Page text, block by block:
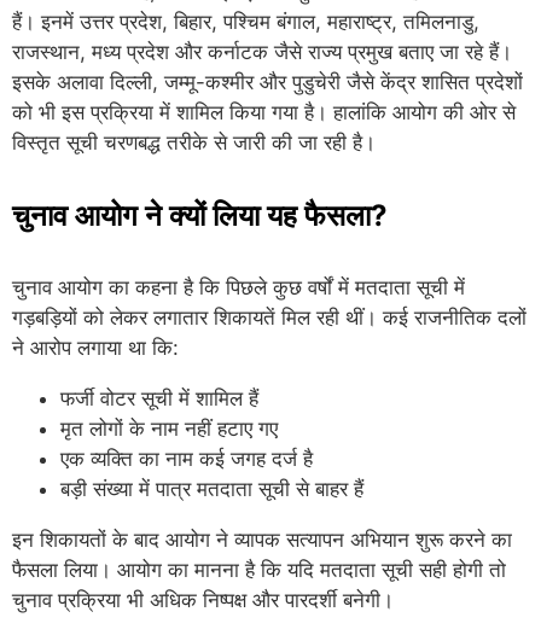
हैं। इनमें उत्तर प्रदेश, बिहार, पश्चिम बंगाल, महाराष्ट्र, तमिलनाडु,
राजस्थान, मध्य प्रदेश और कर्नाटक जैसे राज्य प्रमुख बताए जा रहे हैं।
इसके अलावा दिल्ली, जम्मू-कश्मीर और पुडुचेरी जैसे केंद्र शासित प्रदेशों
को भी इस प्रक्रिया में शामिल किया गया है। हालांकि आयोग की ओर से
विस्तृत सूची चरणबद्ध तरीके से जारी की जा रही है।
चुनाव आयोग ने क्यों लिया यह फैसला?
चुनाव आयोग का कहना है कि पिछले कुछ वर्षों में मतदाता सूची में
गड़बड़ियों को लेकर लगातार शिकायतें मिल रही थीं। कई राजनीतिक दलों
ने आरोप लगाया था कि:
फर्जी वोटर सूची में शामिल हैं
मृत लोगों के नाम नहीं हटाए गए
एक व्यक्ति का नाम कई जगह दर्ज है
बड़ी संख्या में पात्र मतदाता सूची से बाहर हैं
इन शिकायतों के बाद आयोग ने व्यापक सत्यापन अभियान शुरू करने का
फैसला लिया। आयोग का मानना है कि यदि मतदाता सूची सही होगी तो
चुनाव प्रक्रिया भी अधिक निष्पक्ष और पारदर्शी बनेगी।